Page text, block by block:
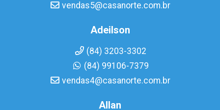
vendas5@casanorte.com.br
Adeilson
(84) 3203-3302
(84) 99106-7379
vendas4@casanorte.com.br
Allan